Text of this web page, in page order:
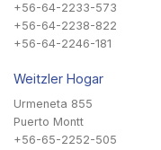
+56-64-2233-573
+56-64-2238-822
+56-64-2246-181
Weitzler Hogar
Urmeneta 855
Puerto Montt
+56-65-2252-505